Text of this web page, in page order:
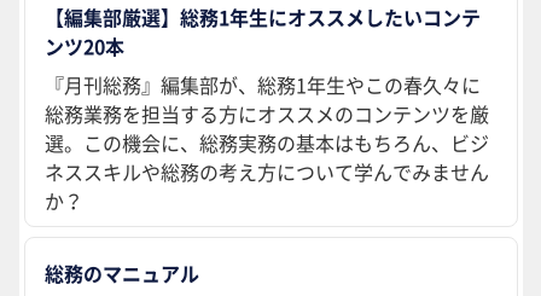
【編集部厳選】総務1年生にオススメしたいコンテ
ンツ20本
『月刊総務』編集部が、総務1年生やこの春久々に
総務業務を担当する方にオススメのコンテンツを厳
選。この機会に、総務実務の基本はもちろん、ビジ
ネススキルや総務の考え方について学んでみません
か？
総務のマニュアル